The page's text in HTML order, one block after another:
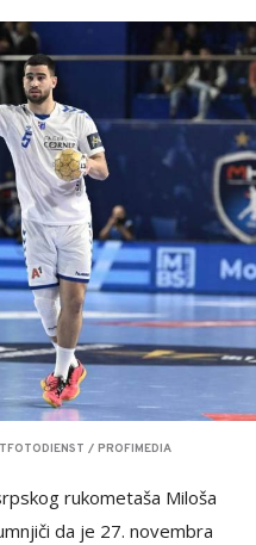
/ PROFIMEDIA
rukometaša Miloša
da je 27. novembra